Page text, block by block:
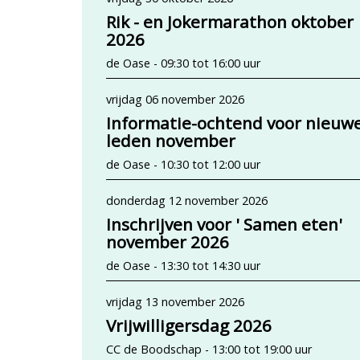
Rik - en Jokermarathon oktober
2026
de Oase - 09:30 tot 16:00 uur
vrijdag 06 november 2026
Informatie-ochtend voor
leden november
de Oase - 10:30 tot 12:00 uur
donderdag 12 november 2026
Inschrijven voor ' Samen eten'
november 2026
de Oase - 13:30 tot 14:30 uur
vrijdag 13 november 2026
Vrijwilligersdag 2026
CC de Boodschap - 13:00 tot 19:00 uur